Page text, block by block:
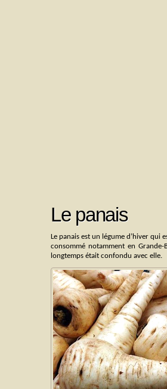
Le panais
Le panais est un légume d’hiver qui
consommé notamment en
longtemps était confondu avec elle.